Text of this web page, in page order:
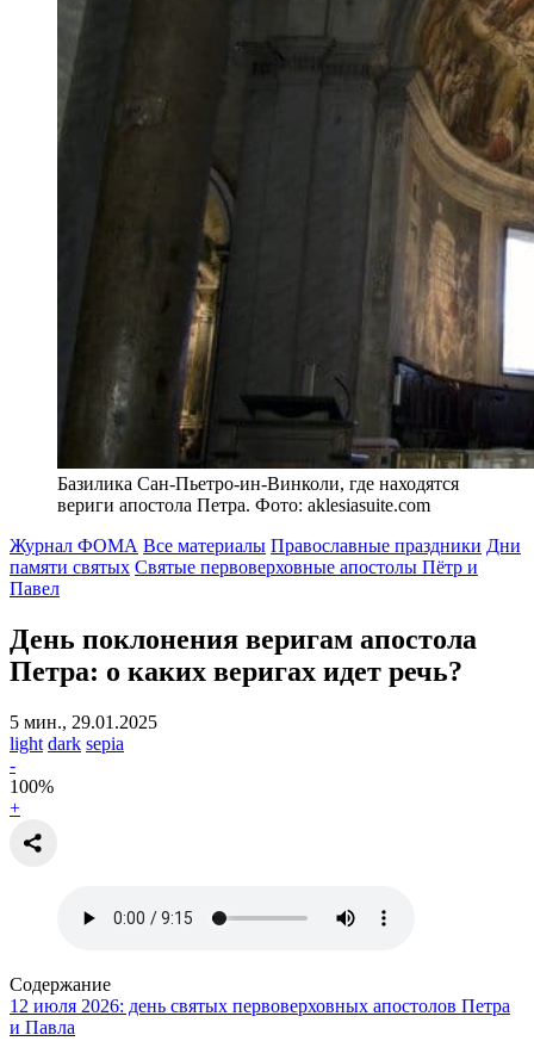
Базилика Сан-Пьетро-ин-Винколи, где находятся
вериги апостола Петра. Фото: aklesiasuite.com
Журнал ФОМА Все материалы Православные праздники Дни
памяти святых Святые первоверховные апостолы Пётр и
Павел
День поклонения веригам апостола
Петра: о каких веригах идет речь?
5 мин., 29.01.2025
light dark sepia
-
100%
+
Содержание
12 июля 2026: день святых первоверховных апостолов Петра
и Павла